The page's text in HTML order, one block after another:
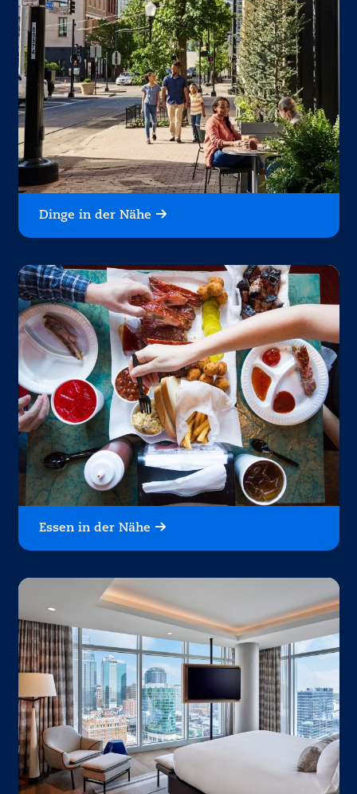
Dinge in der Nähe
Essen in der Nähe